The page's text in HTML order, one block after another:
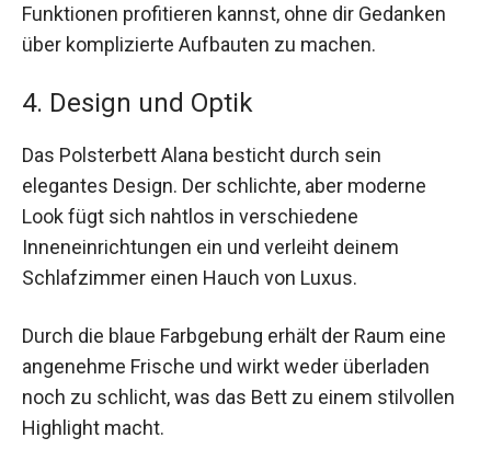
Funktionen profitieren kannst, ohne dir Gedanken
über komplizierte Aufbauten zu machen.
4. Design und Optik
Das Polsterbett Alana besticht durch sein
elegantes Design. Der schlichte, aber moderne
Look fügt sich nahtlos in verschiedene
Inneneinrichtungen ein und verleiht deinem
Schlafzimmer einen Hauch von Luxus.
Durch die blaue Farbgebung erhält der Raum eine
angenehme Frische und wirkt weder überladen
noch zu schlicht, was das Bett zu einem stilvollen
Highlight macht.